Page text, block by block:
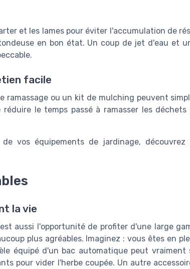
et les lames pour éviter l'accumulation de
en bon état. Un coup de jet d'eau et
facile
ramassage ou un kit de mulching peuvent
le temps passé à ramasser les
vos équipements de jardinage, découvrez
la vie
aussi l'opportunité de profiter d'une large
plus agréables. Imaginez : vous êtes en
équipé d'un bac automatique peut vraiment
pour vider l'herbe coupée. Un autre